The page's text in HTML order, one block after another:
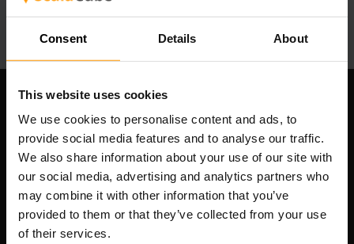
Consent Details About
This website uses cookies
We use cookies to personalise content and ads, to
provide social media features and to analyse our traffic.
We also share information about your use of our site with
our social media, advertising and analytics partners who
may combine it with other information that you’ve
provided to them or that they’ve collected from your use
of their services.
Scalable Hosting Solutions OÜ
Código de Registo: 14652605
Número de IVA: EE102133820
Endereço: Harju maakond, Tallinn, Kesklinna linnaosa,